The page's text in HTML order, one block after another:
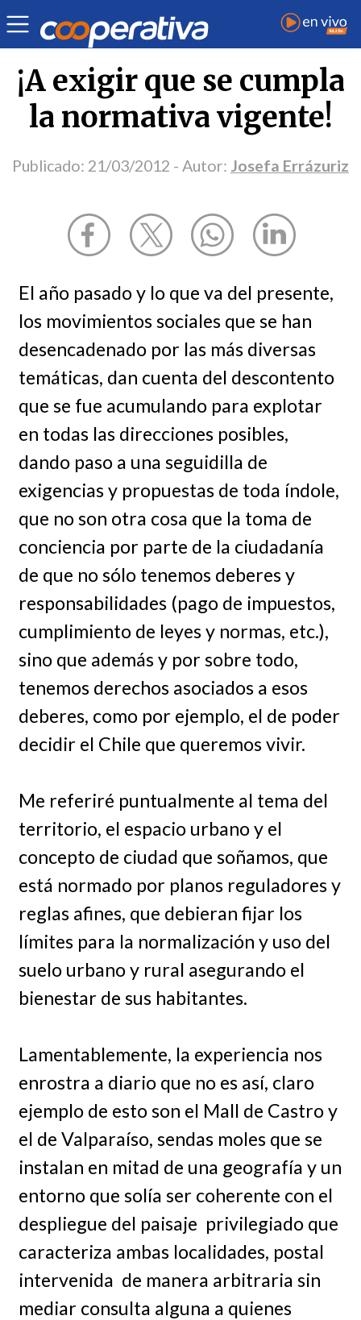
Opinión | Josefa Errázuriz
¡A exigir que se cumpla
la normativa vigente!
Publicado: 21/03/2012 - Autor: Josefa Errázuriz
El año pasado y lo que va del presente,
los movimientos sociales que se han
desencadenado por las más diversas
temáticas, dan cuenta del descontento
que se fue acumulando para explotar
en todas las direcciones posibles,
dando paso a una seguidilla de
exigencias y propuestas de toda índole,
que no son otra cosa que la toma de
conciencia por parte de la ciudadanía
de que no sólo tenemos deberes y
responsabilidades (pago de impuestos,
cumplimiento de leyes y normas, etc.),
sino que además y por sobre todo,
tenemos derechos asociados a esos
deberes, como por ejemplo, el de poder
decidir el Chile que queremos vivir.
Me referiré puntualmente al tema del
territorio, el espacio urbano y el
concepto de ciudad que soñamos, que
está normado por planos reguladores y
reglas afines, que debieran fijar los
límites para la normalización y uso del
suelo urbano y rural asegurando el
bienestar de sus habitantes.
Lamentablemente, la experiencia nos
enrostra a diario que no es así, claro
ejemplo de esto son el Mall de Castro y
el de Valparaíso, sendas moles que se
instalan en mitad de una geografía y un
entorno que solía ser coherente con el
despliegue del paisaje privilegiado que
caracteriza ambas localidades, postal
intervenida de manera arbitraria sin
mediar consulta alguna a quienes